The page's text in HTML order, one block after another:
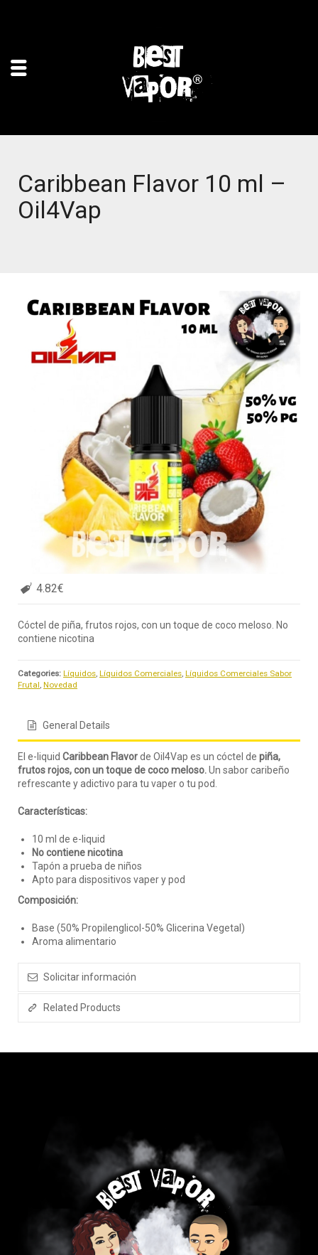
Caribbean Flavor 10 ml –
Oil4Vap
4.82€
Cóctel de piña, frutos rojos, con un toque de coco meloso. No
contiene nicotina
Categories: Líquidos, Líquidos Comerciales, Líquidos Comerciales Sabor
Frutal, Novedad
General Details
El e-liquid Caribbean Flavorde Oil4Vap es un cóctel de piña,
frutos rojos, con un toque de coco meloso.Un sabor caribeño
refrescante y adictivo para tu vaper o tu pod.
Características:
10 ml de e-liquid
No contiene nicotina
Tapón a prueba de niños
Apto para dispositivos vaper y pod
Composición:
Base (50% Propilenglicol-50% Glicerina Vegetal)
Aroma alimentario
Solicitar información
Related Products